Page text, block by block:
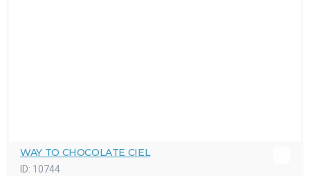
WAY TO CHOCOLATE CIEL
ID: 10744